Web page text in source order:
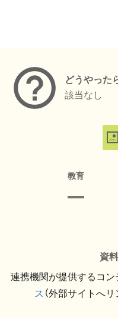
どうやった
該当なし
教育
資
連携機関が提供するコン
ス （外部サイトへ